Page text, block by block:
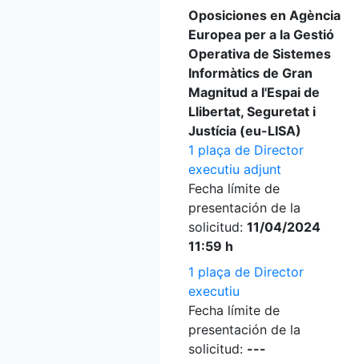
Oposiciones en Agència
Europea per a la Gestió
Operativa de Sistemes
Informàtics de Gran
Magnitud a l'Espai de
Llibertat, Seguretat i
Justícia (eu-LISA)
1 plaça de Director
executiu adjunt
Fecha límite de
presentación de la
solicitud: 11/04/2024
11:59 h
1 plaça de Director
executiu
Fecha límite de
presentación de la
solicitud: ---